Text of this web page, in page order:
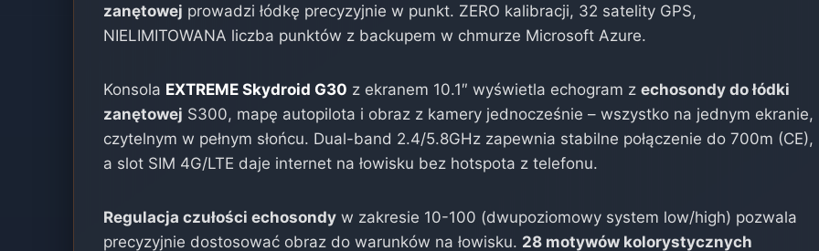
zanętowej prowadzi łódkę precyzyjnie w punkt. ZERO kalibracji, 32 satelity GPS,
NIELIMITOWANA liczba punktów z backupem w chmurze Microsoft Azure.
Konsola EXTREME Skydroid G30 z ekranem 10.1″ wyświetla echogram zechosondy do łódki
zanętowej S300, mapę autopilota i obraz z kamery jednocześnie – wszystko na jednym ekranie,
czytelnym w pełnym słońcu. Dual-band 2.4/5.8GHz zapewnia stabilne połączenie do 700m (CE),
a slot SIM 4G/LTE daje internet na łowisku bez hotspota z telefonu.
Regulacja czułości echosondy w zakresie 10-100 (dwupoziomowy system low/high) pozwala
precyzyjnie dostosować obraz do warunków na łowisku. 28 motywów kolorystycznych